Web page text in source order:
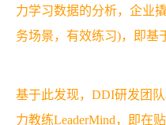
力学习数据的分析，企业
务场景，有效练习)，即基
基于此发现，DDI研发团
力教练LeaderMind，即在